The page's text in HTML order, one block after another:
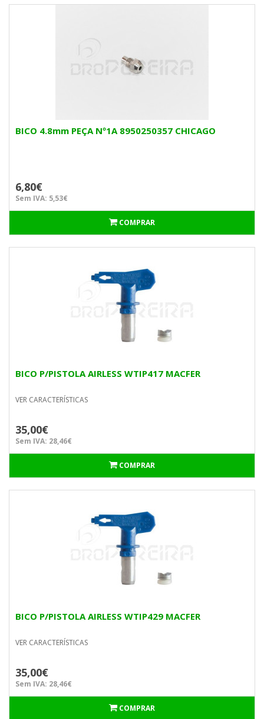
BICO 4.8mm PEÇA Nº1A 8950250357 CHICAGO
6,80€
Sem IVA: 5,53€
COMPRAR
BICO P/PISTOLA AIRLESS WTIP417 MACFER
VER CARACTERÍSTICAS
35,00€
Sem IVA: 28,46€
COMPRAR
BICO P/PISTOLA AIRLESS WTIP429 MACFER
VER CARACTERÍSTICAS
35,00€
Sem IVA: 28,46€
COMPRAR